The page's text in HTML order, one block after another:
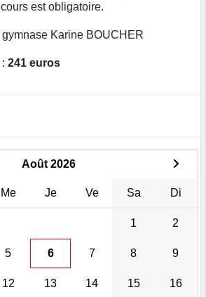
est obligatoire.
Karine BOUCHER
241 euros
Août 2026
Me Je Ve Sa Di
1 2
5 6 7 8 9
12 13 14 15 16